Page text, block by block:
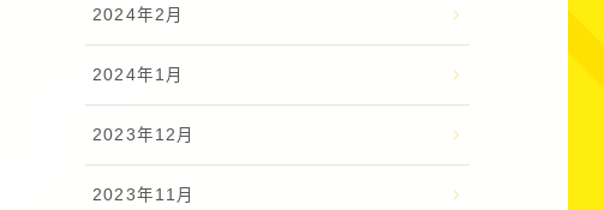
2024年2月
2024年1月
2023年12月
2023年11月